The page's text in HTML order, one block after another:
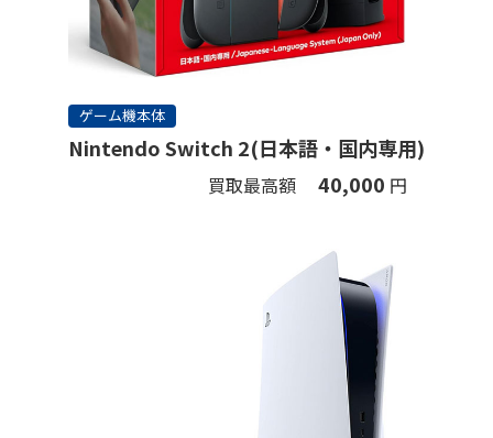
ゲーム機本体
Nintendo Switch 2(日本語・国内専用)
買取最高額 40,000 円